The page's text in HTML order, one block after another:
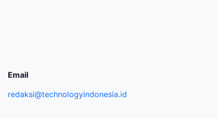
Email
redaksi@technologyindonesia.id